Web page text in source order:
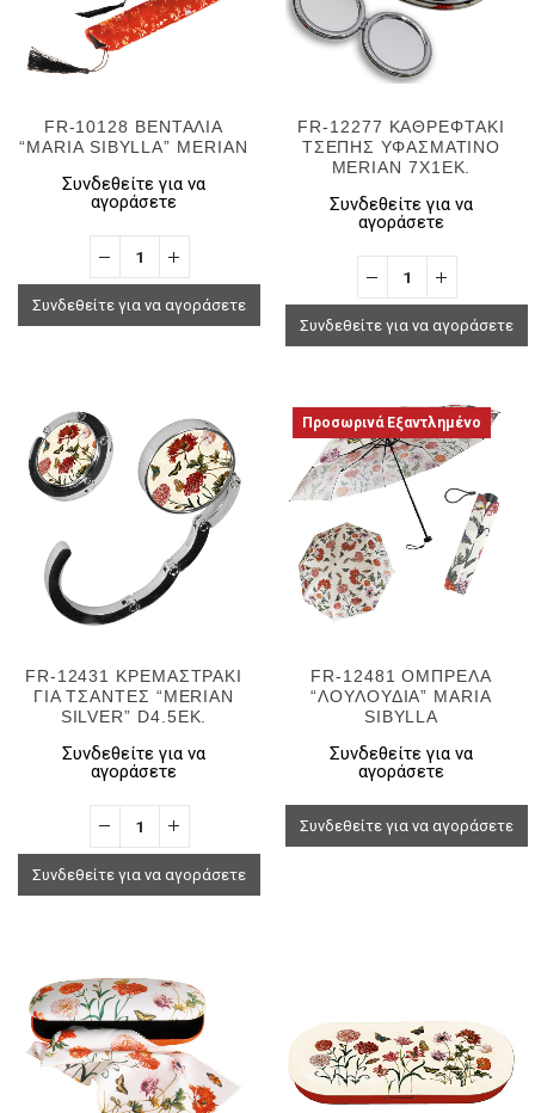
FR-10128 ΒΕΝΤΑΛΙΑ
“MARIA SIBYLLA” MERIAN
Συνδεθείτε για να
αγοράσετε
Συνδεθείτε για να αγοράσετε
FR-12277 ΚΑΘΡΕΦΤΑΚΙ
ΤΣΕΠΗΣ ΥΦΑΣΜΑΤΙΝΟ
MERIAN 7X1EK.
Συνδεθείτε για να
αγοράσετε
Συνδεθείτε για να αγοράσετε
FR-12431 ΚΡΕΜΑΣΤΡΑΚΙ
ΓΙΑ ΤΣΑΝΤΕΣ “MERIAN
SILVER” D4.5EK.
Συνδεθείτε για να
αγοράσετε
Συνδεθείτε για να αγοράσετε
Προσωρινά Εξαντλημένο
FR-12481 ΟΜΠΡΕΛΑ
“ΛΟΥΛΟΥΔΙΑ” MARIA
SIBYLLA
Συνδεθείτε για να
αγοράσετε
Συνδεθείτε για να αγοράσετε